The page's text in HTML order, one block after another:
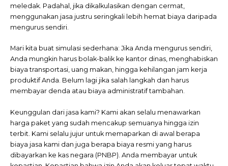
meledak. Padahal, jika dikalkulasikan dengan cermat,
menggunakan jasa justru seringkali lebih hemat biaya daripada
mengurus sendiri.
Mari kita buat simulasi sederhana: Jika Anda mengurus sendiri,
Anda mungkin harus bolak-balik ke kantor dinas, menghabiskan
biaya transportasi, uang makan, hingga kehilangan jam kerja
produktif Anda. Belum lagi jika salah langkah dan harus
membayar denda atau biaya administratif tambahan.
Keunggulan dari jasa kami? Kami akan selalu menawarkan
harga paket yang sudah mencakup semuanya hingga izin
terbit. Kami selalu jujur untuk memaparkan di awal berapa
biaya jasa kami dan juga berapa biaya resmi yang harus
dibayarkan ke kas negara (PNBP). Anda membayar untuk